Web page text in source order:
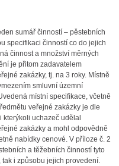
sumář činností – pěstebních
specifikaci činností co do jejich
činnost a množství měrných
je přitom zadavatelem
zakázky, tj. na 3 roky. Místně
smluvní územní
místní specifikace, včetně
veřejné zakázky je dle
kterýkoli uchazeč udělal
zakázky a mohl odpovědně
nabídky cenové. V příloze č. 2
a těžebních činností tyto
i způsobu jejich provedení.